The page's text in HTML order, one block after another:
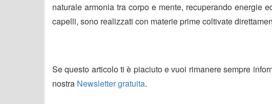
naturale armonia tra corpo e mente, recuperando energie
capelli, sono realizzati con materie prime coltivate
Se questo articolo ti è piaciuto e vuoi rimanere sempre
nostra Newsletter gratuita.